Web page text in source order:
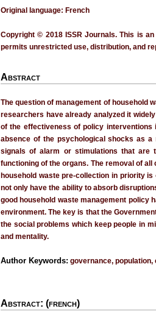
Original language: French
Copyright © 2018 ISSR Journals. This is
permits unrestricted use, distribution, and
Abstract
The question of management of household
researchers have already analyzed it
of the effectiveness of policy
absence of the psychological shocks as
signals of alarm or stimulations that are
functioning of the organs. The removal of
household waste pre-collection in priority
not only have the ability to absorb
good household waste management policy
environment. The key is that the
the social problems which keep people in
and mentality.
Author Keywords: governance,
Abstract: (french)